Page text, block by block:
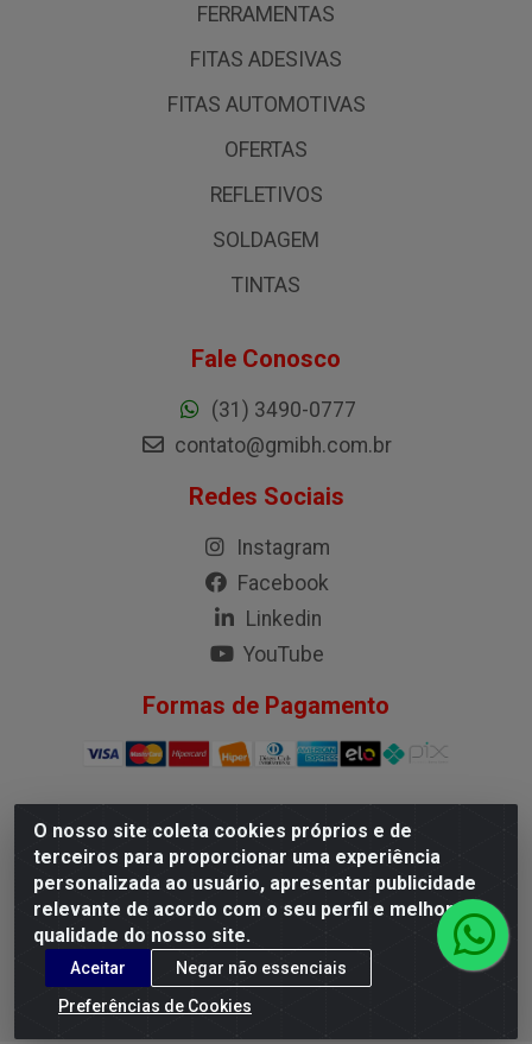
O nosso site coleta cookies próprios e de
terceiros para proporcionar uma experiência
personalizada ao usuário, apresentar publicidade
relevante de acordo com o seu perfil e melhorar a
qualidade do nosso site.
Aceitar
Negar não essenciais
Preferências de Cookies
FERRAMENTAS
FITAS ADESIVAS
FITAS AUTOMOTIVAS
OFERTAS
REFLETIVOS
SOLDAGEM
TINTAS
Fale Conosco
(31) 3490-0777
contato@gmibh.com.br
Redes Sociais
Instagram
Facebook
Linkedin
YouTube
Formas de Pagamento
G.M.I. Distribuidora LTDA - Rua Conselheiro Pena, 50 - Santa
Branca, Belo Horizonte/MG - CEP 31.710-150 - CNPJ
04.098.359/0001-02